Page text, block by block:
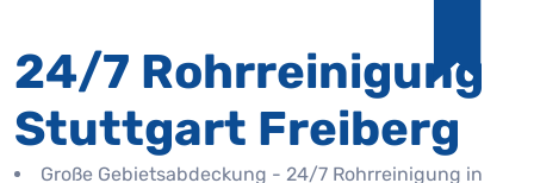
24/7 Rohrreinigung
Stuttgart Freiberg
Große Gebietsabdeckung - 24/7 Rohrreinigung in